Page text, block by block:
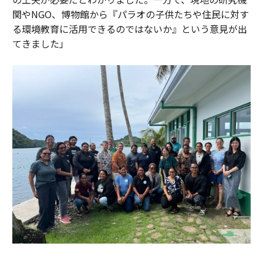
関やNGO、博物館から『パラオの子供たちや住民に対す
る環境教育に活用できるのではないか』という意見が出
てきました」